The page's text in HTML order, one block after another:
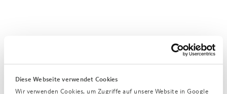
Diese Webseite verwendet Cookies
Wir verwenden Cookies, um Zugriffe auf unsere Website in Google